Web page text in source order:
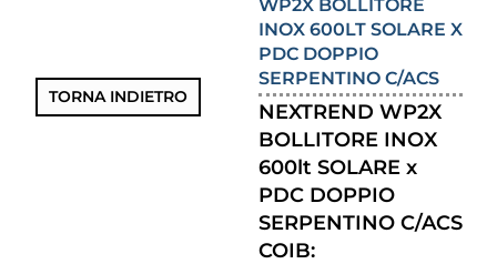
TORNA INDIETRO
WP2X BOLLITORE
INOX 600LT SOLARE X
PDC DOPPIO
SERPENTINO C/ACS
NEXTREND WP2X
BOLLITORE INOX
600lt SOLARE x
PDC DOPPIO
SERPENTINO C/ACS
COIB: